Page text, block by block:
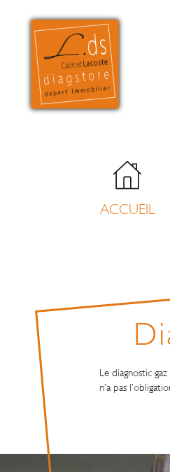
ACCUEIL
Le diagnostic
n’a pas